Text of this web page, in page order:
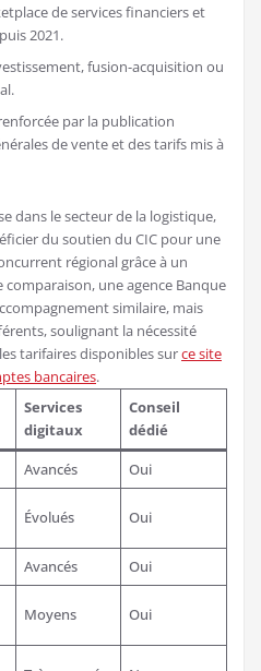
de services financiers et
2021.
fusion-acquisition ou
par la publication
de vente et des tarifs mis à
dans le secteur de la logistique,
du soutien du CIC pour une
régional grâce à un
une agence Banque
similaire, mais
soulignant la nécessité
tarifaires disponibles surce site
bancaires.
Services
digitaux
Conseil
dédié
Avancés
Oui
Évolués Oui
Avancés
Oui
Moyens Oui